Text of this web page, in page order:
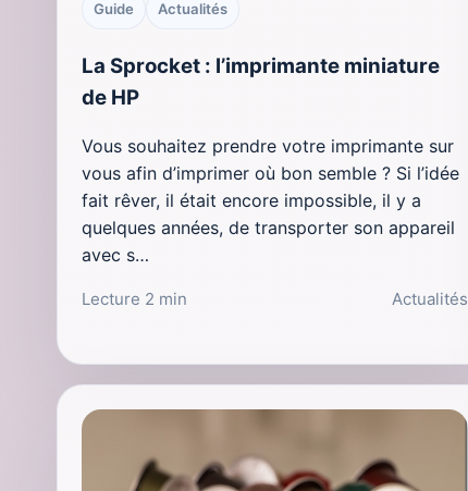
Guide Actualités
La Sprocket : l’imprimante miniature
de HP
Vous souhaitez prendre votre imprimante sur
vous afin d’imprimer où bon semble ? Si l’idée
fait rêver, il était encore impossible, il y a
quelques années, de transporter son appareil
avec s…
Lecture 2 min Actualités